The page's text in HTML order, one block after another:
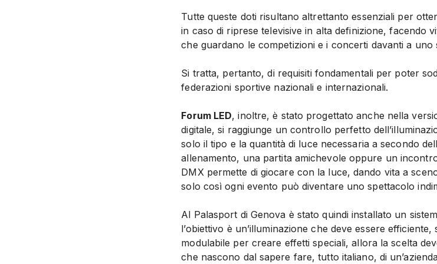
Tutte queste doti risultano altrettanto essenziali per
in caso di riprese televisive in alta definizione, facendo
che guardano le competizioni e i concerti davanti a uno
Si tratta, pertanto, di requisiti fondamentali per poter
federazioni sportive nazionali e internazionali.
Forum LED, inoltre, è stato progettato anche nella
digitale, si raggiunge un controllo perfetto
solo il tipo e la quantità di luce necessaria a secondo
allenamento, una partita amichevole oppure un
DMX permette di giocare con la luce, dando vita a
solo così ogni evento può diventare uno spettacolo
Al Palasport di Genova è stato quindi installato un
l’obiettivo è un’illuminazione che deve essere
modulabile per creare effetti speciali, allora la scelta
che nascono dal sapere fare, tutto italiano, di